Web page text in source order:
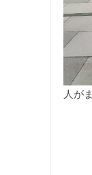
人が